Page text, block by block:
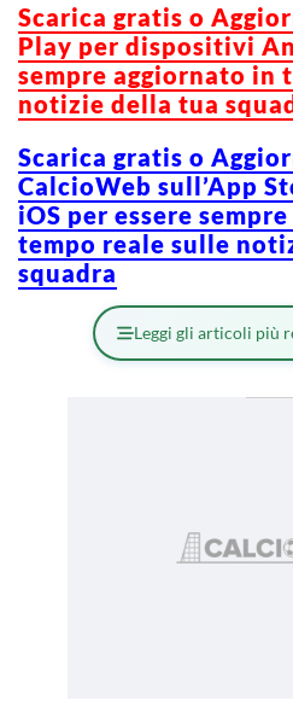
Scarica gratis o
Play per dispositivi
sempre aggiornato in
notizie della tua
Scarica gratis o
CalcioWeb sull’App
iOS per essere
tempo reale sulle
squadra
Leggi gli articoli più